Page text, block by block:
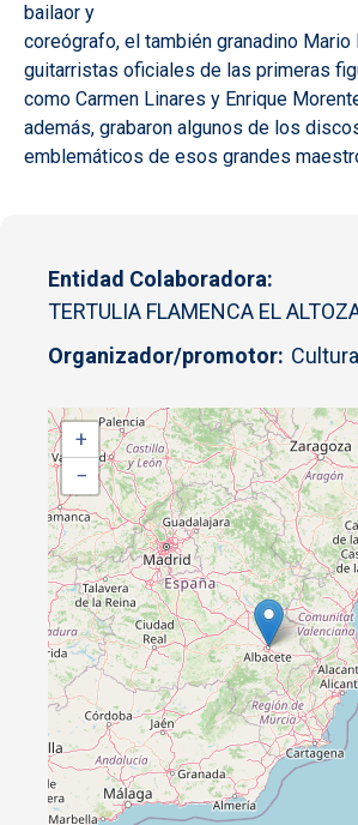
bailaor y
coreógrafo, el también granadino Mario
guitarristas oficiales de las primeras
como Carmen Linares y Enrique
además, grabaron algunos de los
emblemáticos de esos grandes
Entidad Colaboradora
TERTULIA FLAMENCA EL
Organizador/promotor
+
−